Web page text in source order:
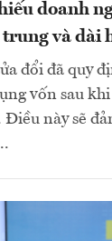
doanh
trung và dài
đổi đã quy
vốn sau
này sẽ